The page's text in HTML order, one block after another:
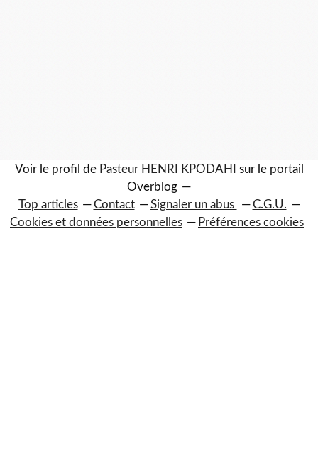
Voir le profil de Pasteur HENRI KPODAHI
sur le portail
Overblog
Top articles
Contact Signaler un abus
C.G.U.
Cookies et données personnelles
Préférences cookies